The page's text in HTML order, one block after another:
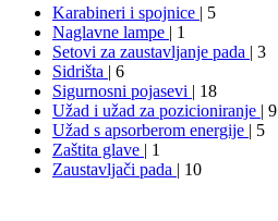
Karabineri i spojnice | 5
Naglavne lampe | 1
Setovi za zaustavljanje pada | 3
Sidrišta | 6
Sigurnosni pojasevi | 18
Užad i užad za pozicioniranje | 9
Užad s apsorberom energije | 5
Zaštita glave | 1
Zaustavljači pada | 10